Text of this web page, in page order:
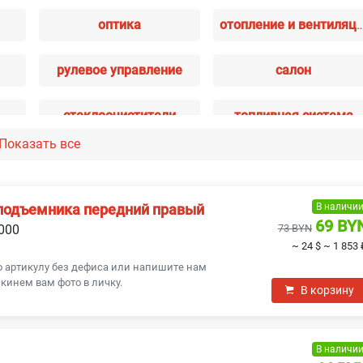
оптика отопление
рулевое управление салон
стеклоочистители топливная система
все
передний правый
без дефиса или напишите нам
вам фото в личку.
В
73 BYN 69
~ 24 $ ~ 1 853
В корзину
В